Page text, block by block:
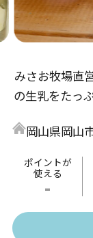
みさお牧場直
の生乳をたっ
岡山県岡山
ポイントが
使える
-